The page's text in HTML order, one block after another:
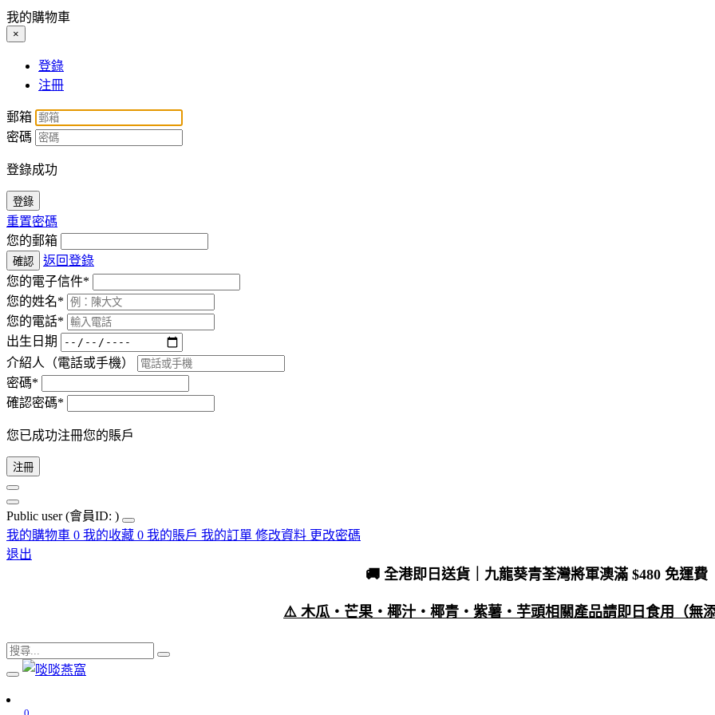
我的購物車
×
登錄
注冊
郵箱
密碼
登錄成功
登錄
重置密碼
您的郵箱
確認
返回登錄
您的電子信件*
您的姓名*
您的電話*
出生日期
介紹人（電話或手機）
密碼*
確認密碼*
您已成功注冊您的賬戶
注冊
Public user (會員ID: )
我的購物車 0 我的收藏 0 我的賬戶 我的訂單 修改資料 更改密碼
退出
🚚 全港即日送貨｜九龍葵青荃灣將軍澳滿 $480 免運費
⚠️ 木瓜・芒果・椰汁・椰青・紫薯・芋頭相關產品請即日食用（無添